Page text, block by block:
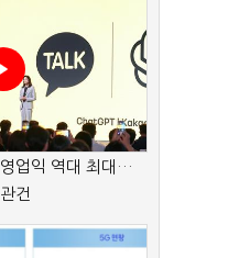
업익 역대 최대…
건